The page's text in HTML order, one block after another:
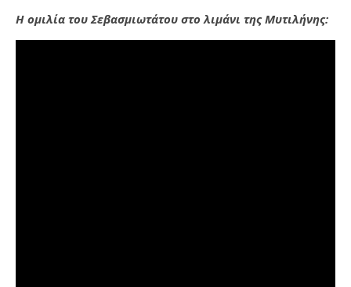
Η ομιλία του Σεβασμιωτάτου στο λιμάνι της Μυτιλήνης: